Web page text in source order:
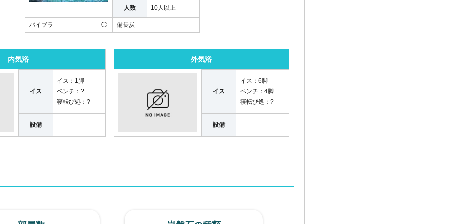
人数 10人以上
バイブラ ◯ 備長炭 -
内気浴
イス
イス： 1脚
ベンチ： ?
寝転び処： ?
設備 -
外気浴
イス
イス： 6脚
ベンチ： 4脚
寝転び処： ?
設備 -